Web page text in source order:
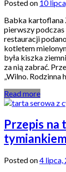
Posted on 10
Babka kartoflana
pierwszy podczas
restauracji
kotletem
była kiszka
za nią zabrać.
„Wilno. Rodzinna
Read more
Przepis na
Posted on4 lipca,